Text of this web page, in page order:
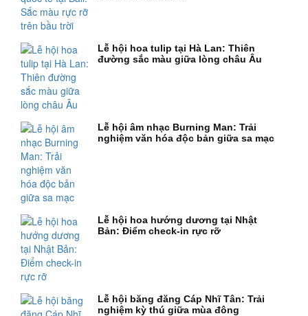
Lễ hội hoa tulip tại Hà Lan: Thiên
đường sắc màu giữa lòng châu Âu
Lễ hội âm nhạc Burning Man: Trải
nghiệm văn hóa độc bản giữa sa mạc
Lễ hội hoa hướng dương tại Nhật
Bản: Điểm check-in rực rỡ
Lễ hội băng đăng Cáp Nhĩ Tân: Trải
nghiệm kỳ thú giữa mùa đông